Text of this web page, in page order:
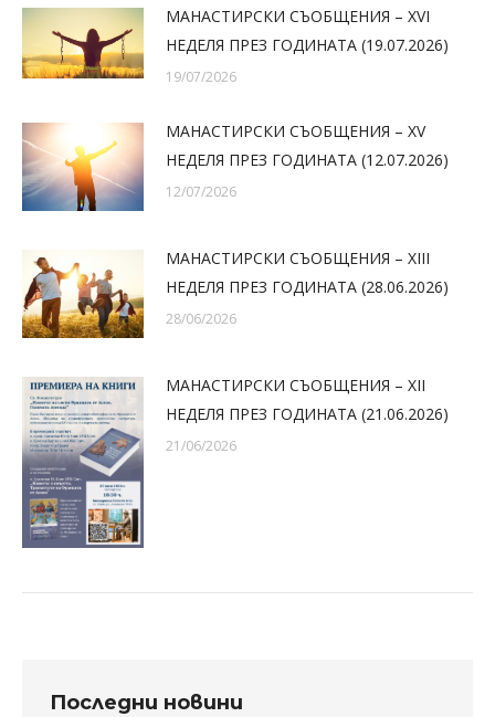
МАНАСТИРСКИ СЪОБЩЕНИЯ – XVI
НЕДЕЛЯ ПРЕЗ ГОДИНАТА (19.07.2026)
19/07/2026
МАНАСТИРСКИ СЪОБЩЕНИЯ – XV
НЕДЕЛЯ ПРЕЗ ГОДИНАТА (12.07.2026)
12/07/2026
МАНАСТИРСКИ СЪОБЩЕНИЯ – XIII
НЕДЕЛЯ ПРЕЗ ГОДИНАТА (28.06.2026)
28/06/2026
МАНАСТИРСКИ СЪОБЩЕНИЯ – XII
НЕДЕЛЯ ПРЕЗ ГОДИНАТА (21.06.2026)
21/06/2026
Последни новини